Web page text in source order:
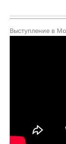
Выступление в